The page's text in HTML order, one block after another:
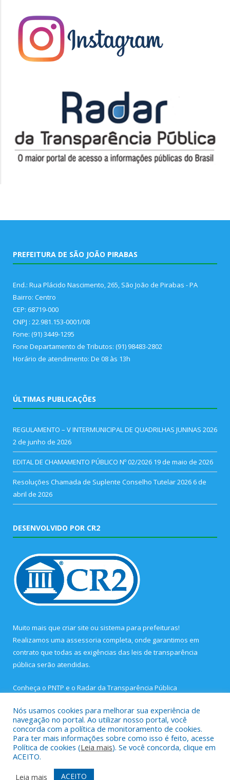
PREFEITURA DE SÃO JOÃO PIRABAS
End.: Rua Plácido Nascimento, 265, São João de Pirabas - PA
Bairro: Centro
CEP: 68719-000
CNPJ : 22.981.153-0001/08
Fone: (91) 3449-1295
Fone Departamento de Tributos: (91) 98483-2802
Horário de atendimento: De 08 às 13h
ÚLTIMAS PUBLICAÇÕES
REGULAMENTO – V INTERMUNICIPAL DE QUADRILHAS JUNINAS 2026
2 de junho de 2026
EDITAL DE CHAMAMENTO PÚBLICO Nº 02/2026 19 de maio de 2026
Resoluções Chamada de Suplente Conselho Tutelar 2026 6 de
abril de 2026
DESENVOLVIDO POR CR2
Muito mais que criar site ou sistema para prefeituras!
Realizamos uma assessoria completa, onde garantimos em
contrato que todas as exigências das leis de transparência
pública serão atendidas.
Conheça o PNTP e o Radar da Transparência Pública
Todos os direitos reservados a Prefeitura Municipal de São João
de Pirabas.
Mapa do Site Acessar Área Administrativa
Nós usamos cookies para melhorar sua experiência de
navegação no portal. Ao utilizar nosso portal, você
concorda com a política de monitoramento de cookies.
Para ter mais informações sobre como isso é feito, acesse
Política de cookies (Leia mais). Se você concorda, clique em
ACEITO.
Leia mais
ACEITO